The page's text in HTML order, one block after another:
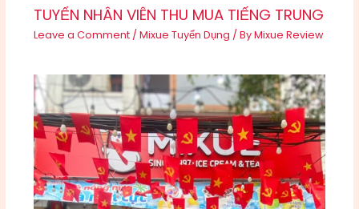
TUYỂN NHÂN VIÊN THU MUA TIẾNG TRUNG
Leave a Comment / Mixue Tuyển Dụng / ByMixue Review